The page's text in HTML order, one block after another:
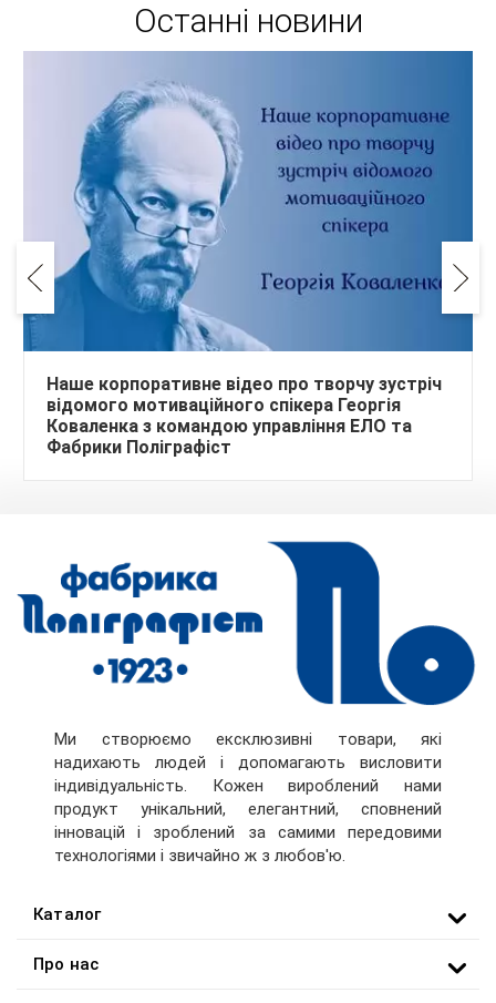
Останні новини
Наше корпоративне відео про творчу зустріч
відомого мотиваційного спікера Георгія
Коваленка з командою управління ЕЛО та
Фабрики Поліграфіст
Ми створюємо ексклюзивні товари, які
надихають людей і допомагають висловити
індивідуальність. Кожен вироблений нами
продукт унікальний, елегантний, сповнений
інновацій і зроблений за самими передовими
технологіями і звичайно ж з любов'ю.
Каталог
Про нас